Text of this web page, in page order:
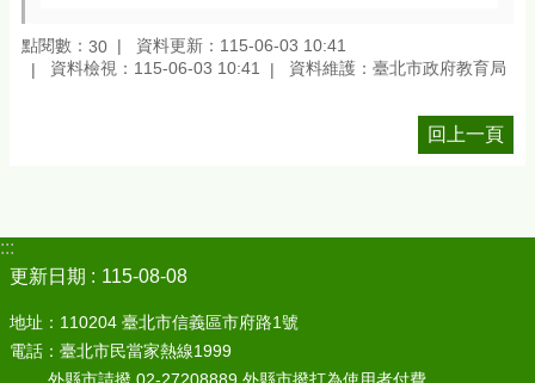
點閱數： 30
資料更新：115-06-03 10:41
資料檢視：115-06-03 10:41
資料維護：臺北市政府教育局
回上一頁
:::
更新日期
115-08-08
地址：110204 臺北市信義區市府路1號
電話：臺北市民當家熱線1999
外縣市請撥 02-27208889 外縣市撥打為使用者付費